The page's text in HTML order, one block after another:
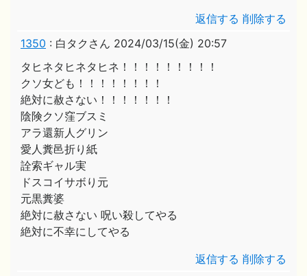
返信する 削除する
1350 : 白タクさん 2024/03/15(金) 20:57
タヒネタヒネタヒネ！！！！！！！！！
クソ女ども！！！！！！！！
絶対に赦さない！！！！！！！
陰険クソ窪ブスミ
アラ還新人グリン
愛人糞邑折り紙
詮索ギャル実
ドスコイサボり元
元黒糞婆
絶対に赦さない 呪い殺してやる
絶対に不幸にしてやる
返信する 削除する